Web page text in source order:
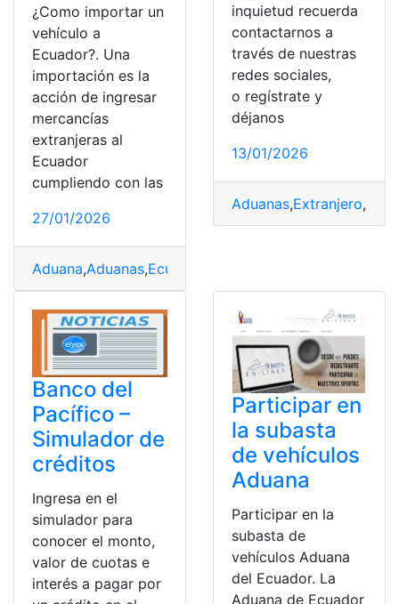
¿Como importar un
vehículo a
Ecuador?. Una
importación es la
acción de ingresar
mercancías
extranjeras al
Ecuador
cumpliendo con las
27/01/2026
Aduana,Aduanas,Ecuador
inquietud recuerda
contactarnos a
través de nuestras
redes sociales,
o regístrate y
déjanos
13/01/2026
Aduanas,Extranjero,
Banco del
Pacífico –
Simulador de
créditos
Ingresa en el
simulador para
conocer el monto,
valor de cuotas e
interés a pagar por
Participar en
la subasta
de vehículos
Aduana
Participar en la
subasta de
vehículos Aduana
del Ecuador. La
Aduana de Ecuador